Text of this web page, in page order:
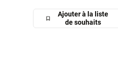
Ajouter à la liste
de souhaits